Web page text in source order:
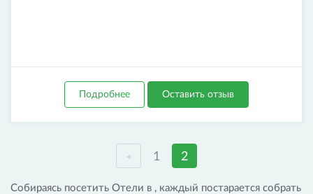
Подробнее Оставить отзыв
◄ 1 2
Собираясь посетить Отели в , каждый постарается собрать